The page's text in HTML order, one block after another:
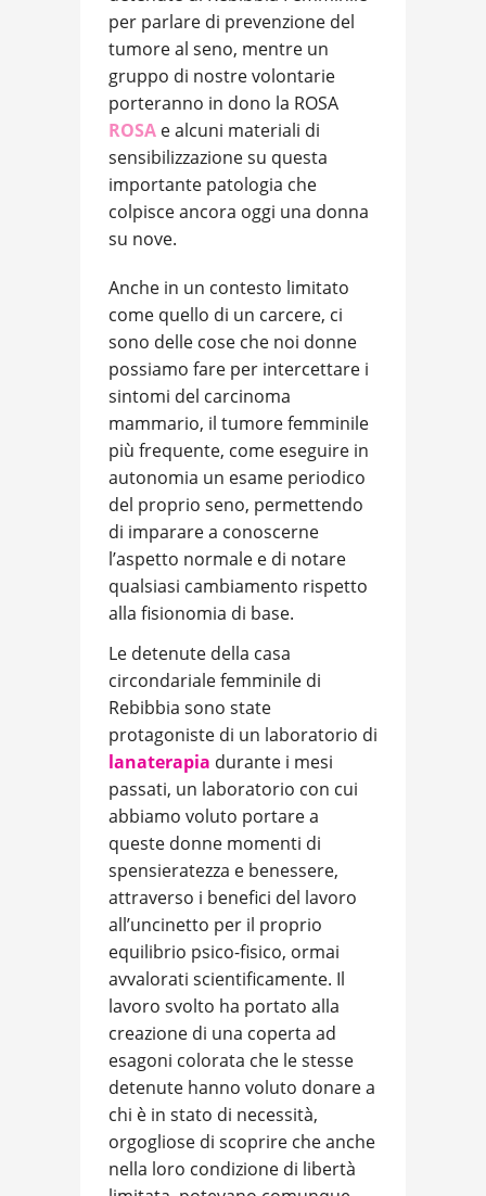
per parlare di prevenzione del
tumore al seno, mentre un
gruppo di nostre volontarie
porteranno in dono la ROSA
ROSA e alcuni materiali di
sensibilizzazione su questa
importante patologia che
colpisce ancora oggi una donna
su nove.
Anche in un contesto limitato
come quello di un carcere, ci
sono delle cose che noi donne
possiamo fare per intercettare i
sintomi del carcinoma
mammario, il tumore femminile
più frequente, come eseguire in
autonomia un esame periodico
del proprio seno, permettendo
di imparare a conoscerne
l’aspetto normale e di notare
qualsiasi cambiamento rispetto
alla fisionomia di base.
Le detenute della casa
circondariale femminile di
Rebibbia sono state
protagoniste di un laboratorio di
lanaterapia durante i mesi
passati, un laboratorio con cui
abbiamo voluto portare a
queste donne momenti di
spensieratezza e benessere,
attraverso i benefici del lavoro
all’uncinetto per il proprio
equilibrio psico-fisico, ormai
avvalorati scientificamente. Il
lavoro svolto ha portato alla
creazione di una coperta ad
esagoni colorata che le stesse
detenute hanno voluto donare a
chi è in stato di necessità,
orgogliose di scoprire che anche
nella loro condizione di libertà